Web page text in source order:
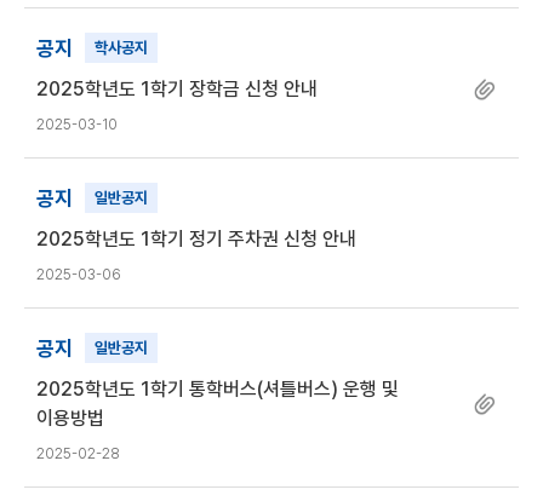
공지 학사공지
2025학년도 1학기 장학금 신청 안내
2025-03-10
공지 일반공지
2025학년도 1학기 정기 주차권 신청 안내
2025-03-06
공지 일반공지
2025학년도 1학기 통학버스(셔틀버스) 운행 및
이용방법
2025-02-28